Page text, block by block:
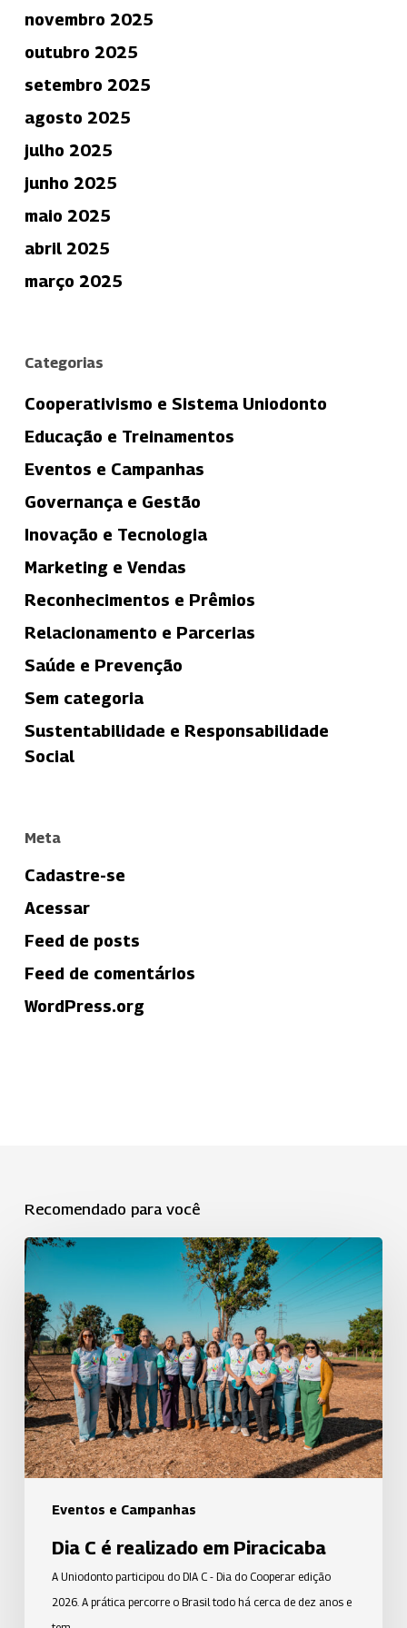
novembro 2025
outubro 2025
setembro 2025
agosto 2025
julho 2025
junho 2025
maio 2025
abril 2025
março 2025
Categorias
Cooperativismo e Sistema Uniodonto
Educação e Treinamentos
Eventos e Campanhas
Governança e Gestão
Inovação e Tecnologia
Marketing e Vendas
Reconhecimentos e Prêmios
Relacionamento e Parcerias
Saúde e Prevenção
Sem categoria
Sustentabilidade e Responsabilidade
Social
Meta
Cadastre-se
Acessar
Feed de posts
Feed de comentários
WordPress.org
Recomendado para você
Eventos e Campanhas
Dia
C
é
realizado
em
Piracicaba
Dia C é realizado em Piracicaba
A Uniodonto participou do DIA C - Dia do Cooperar edição
2026. A prática percorre o Brasil todo há cerca de dez anos e